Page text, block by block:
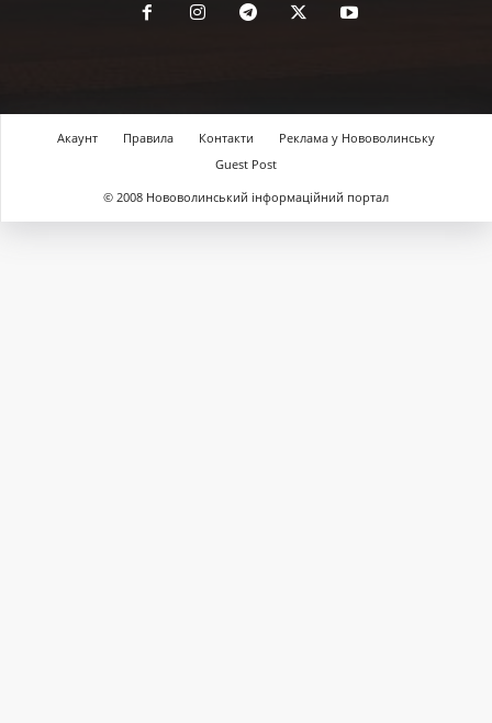
Акаунт Правила Контакти
Реклама у Нововолинську
Guest Post
© 2008 Нововолинський інформаційний портал